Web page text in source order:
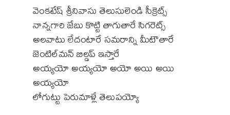
వెంకటేష్ శ్రీనివాసు తెలుసులెండి సీక్రెట్స్
నాన్నగారి జేబు కొట్టి తాగుతారే సిగరెట్స్
అలవాటు లేదంటారే సమరాన్ని మీటౌతారే
జెంటిల్‌మన్ బిల్డప్ ఇస్తారే
అయ్యయో అయ్యయో అయో అయి అయి
అయ్యయో
లోగుట్టు పెరుమాళ్లే తెలుపయ్యో